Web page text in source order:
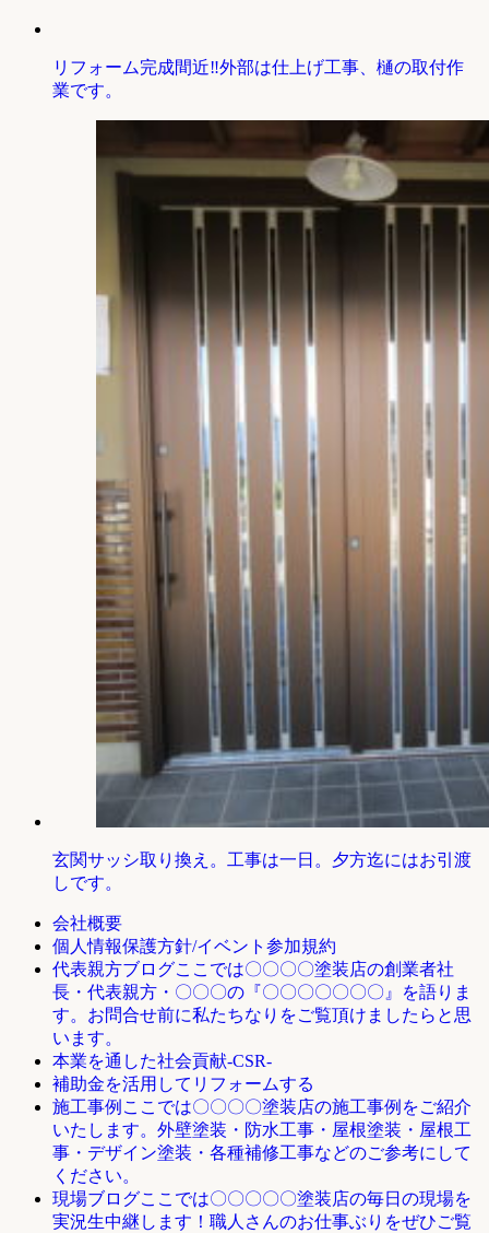
リフォーム完成間近‼外部は仕上げ工事、樋の取付作
業です。
玄関サッシ取り換え。工事は一日。夕方迄にはお引渡
しです。
会社概要
個人情報保護方針/イベント参加規約
代表親方ブログここでは〇〇〇〇塗装店の創業者社
長・代表親方・〇〇〇の『〇〇〇〇〇〇〇』を語りま
す。お問合せ前に私たちなりをご覧頂けましたらと思
います。
本業を通した社会貢献-CSR-
補助金を活用してリフォームする
施工事例 ここでは〇〇〇〇塗装店の施工事例をご紹介
いたします。外壁塗装・防水工事・屋根塗装・屋根工
事・デザイン塗装・各種補修工事などのご参考にして
ください。
現場ブログここでは〇〇〇〇〇塗装店の毎日の現場を
実況生中継します！職人さんのお仕事ぶりをぜひご覧